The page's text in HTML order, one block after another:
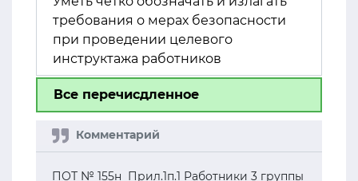
требования о мерах безопасности
при проведении целевого
инструктажа работников
Все перечисдленное
ПОТ № 155н Прил.1п.1 Работники 3 группы